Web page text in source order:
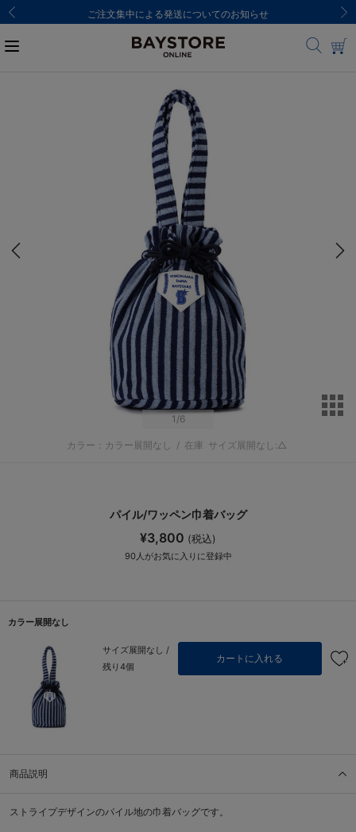
ご注文集中による発送についてのお知らせ
1 /6
カラー：カラー展開なし / 在庫 サイズ展開なし:△
パイル/ワッペン巾着バッグ
¥3,800 (税込)
90 人がお気に入りに登録中
カラー展開なし
サイズ展開なし /
残り4個
カートに入れる
商品説明
ストライプデザインのパイル地の巾着バッグです。